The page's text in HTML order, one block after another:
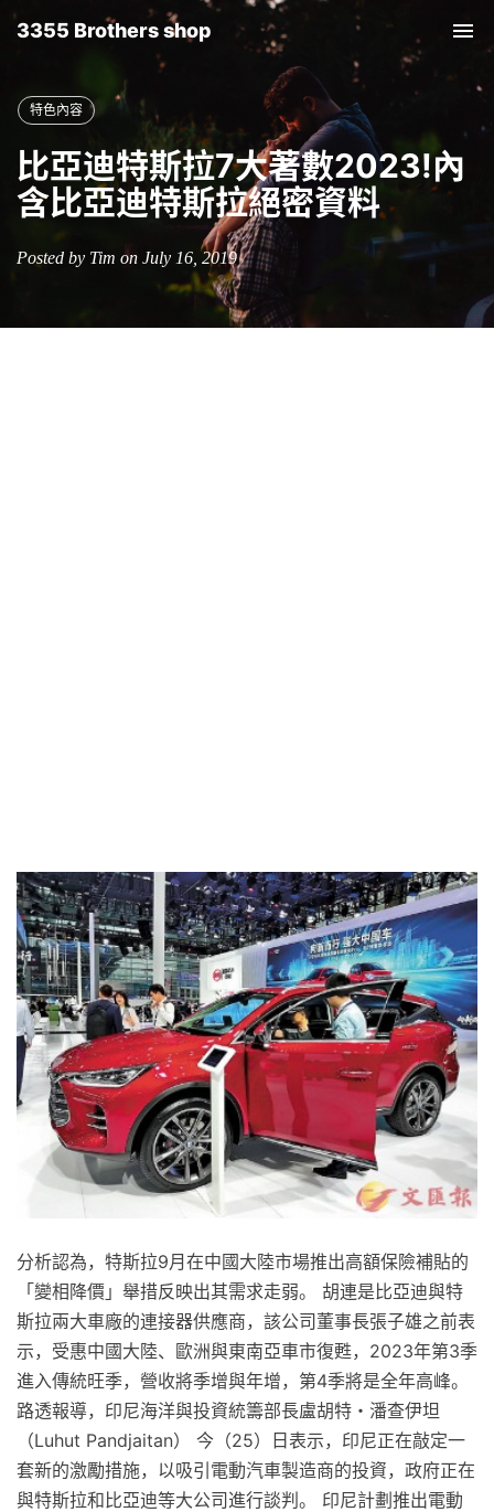
3355 Brothers shop
特色內容
比亞迪特斯拉7大著數2023!內
含比亞迪特斯拉絕密資料
Posted by Tim on July 16, 2019
分析認為，特斯拉9月在中國大陸市場推出高額保險補貼的
「變相降價」舉措反映出其需求走弱。 胡連是比亞迪與特
斯拉兩大車廠的連接器供應商，該公司董事長張子雄之前表
示，受惠中國大陸、歐洲與東南亞車市復甦，2023年第3季
進入傳統旺季，營收將季增與年增，第4季將是全年高峰。
路透報導，印尼海洋與投資統籌部長盧胡特・潘查伊坦
（Luhut Pandjaitan） 今（25）日表示，印尼正在敲定一
套新的激勵措施，以吸引電動汽車製造商的投資，政府正在
與特斯拉和比亞迪等大公司進行談判。 印尼計劃推出電動